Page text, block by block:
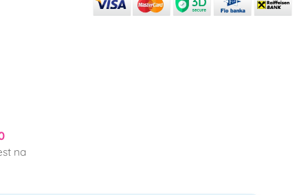
na